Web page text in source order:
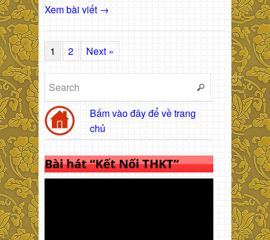
Xem bài viết →
1 2 Next »
Bấm vào đây để về trang
chủ
Bài hát “Kết Nối THKT”